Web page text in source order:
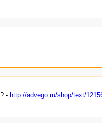
- http://advego.ru/shop/text/